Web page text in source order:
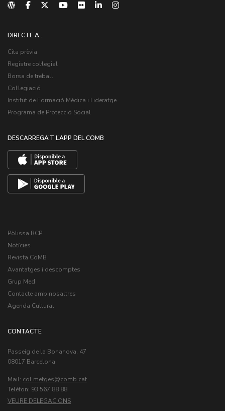
DIRECTE A...
Cita prèvia
Registre col·legial
Borsa de treball
Col·legiació
Institut de Formació Mèdica i Lideratge
Programa de Protecció Social
DESCARREGA’T L’APP DEL COMB
Pòlissa RCP
Notícies
Revista CoMB
Avantatges i descomptes
Grup Med
Contacte amb nosaltres
Agenda Cultural
CONTACTE
Passeig de la Bonanova, 47
08017 Barcelona
Mail: col.metges
Teléfon: 93 567 88 88
VEURE DELEGACIONS